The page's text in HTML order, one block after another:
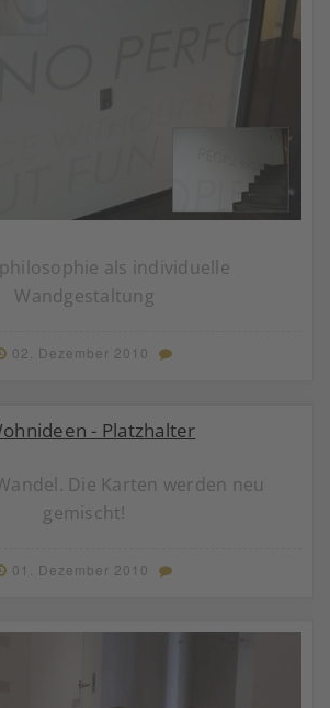
als individuelle
Wandgestaltung
02. Dezember 2010
Die Karten werden neu
gemischt!
01. Dezember 2010